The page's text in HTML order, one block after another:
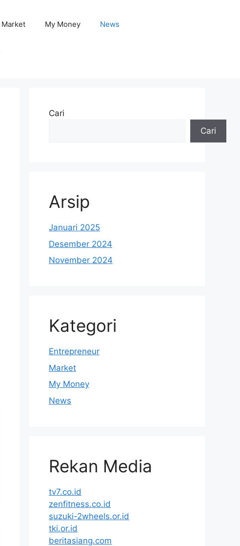
Market My Money News
Cari
Cari
Arsip
Januari 2025
Desember 2024
November 2024
Kategori
Entrepreneur
Market
My Money
News
Rekan Media
tv7.co.id
zenfitness.co.id
suzuki-2wheels.or.id
tki.or.id
beritasiang.com